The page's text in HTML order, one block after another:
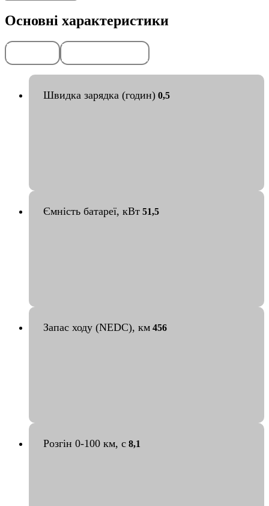
Основні характеристики
Передоплата
50%
Гарантія
2
тис. км
Швидка зарядка (годин) 0,5
Ємність батареї, кВт 51,5
Запас ходу (NEDC), км 456
Розгін 0-100 км, с 8,1